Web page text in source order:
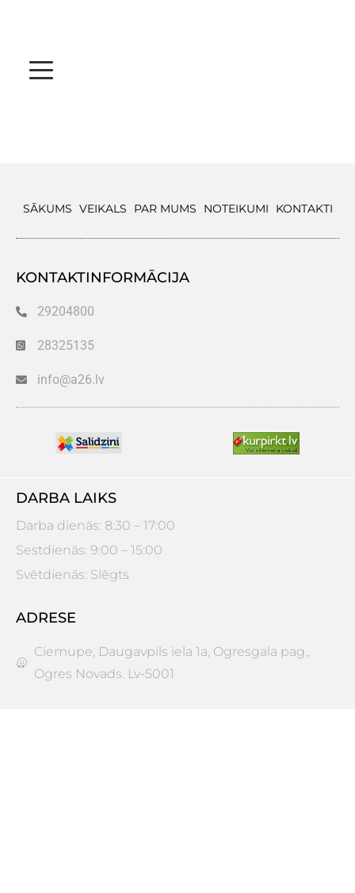
SĀKUMS VEIKALS PAR MUMS NOTEIKUMI KONTAKTI
KONTAKTINFORMĀCIJA
29204800
28325135
info@a26.lv
DARBA LAIKS
Darba dienās: 8:30 – 17:00
Sestdienās: 9:00 – 15:00
Svētdienās: Slēgts
ADRESE
Ciemupe, Daugavpils iela 1a, Ogresgala pag.,
Ogres Novads. Lv-5001